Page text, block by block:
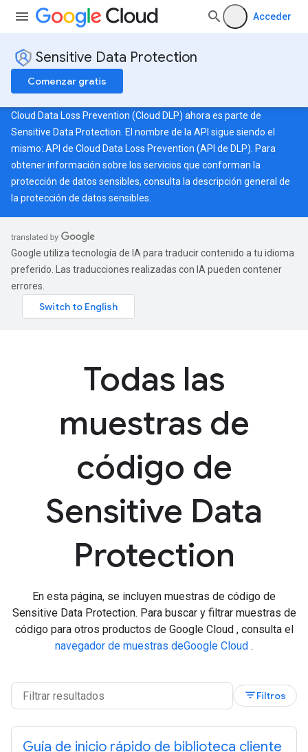
Acceder
Sensitive Data Protection
Comenzar gratis
Cloud Data Loss Prevention (Cloud DLP) ahora es parte de
Sensitive Data Protection. El nombre de la API sigue siendo el
mismo: API de Cloud Data Loss Prevention (API de DLP). Para
obtener información sobre los servicios que conforman la
protección de datos sensibles, consulta la descripción general de
la protección de datos sensibles
Google utiliza tecnología de IA para traducir contenido a tu idioma
preferido. Las traducciones realizadas con IA pueden contener
errores.
Todas las
muestras de
código de
Sensitive Data
Protection
En esta página, se incluyen muestras de código de
Sensitive Data Protection. Para buscar y filtrar muestras de
código para otros productos de Google Cloud , consulta el
navegador de muestras deGoogle Cloud .
filter_listFiltros
Guía de inicio rápido de biblioteca cliente